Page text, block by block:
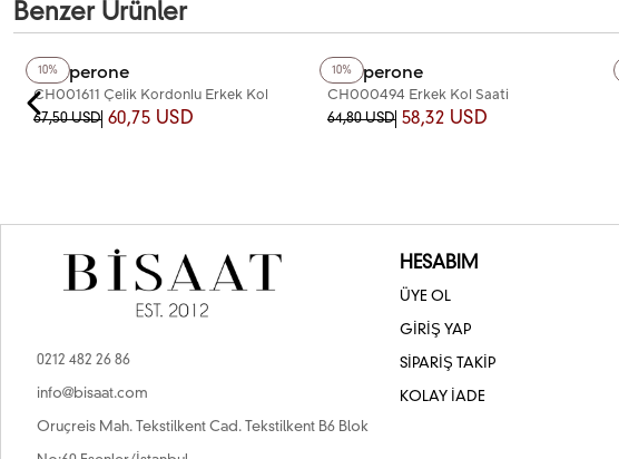
Benzer Ürünler
10%
+6Renk
Chaperone
CH001611 Çelik Kordonlu Erkek Kol
Saati
67,50 USD 60,75 USD
10%
+6Renk
Chaperone
CH000494 Erkek Kol Saati
64,80 USD 58,32 USD
0212 482 26 86
info@bisaat.com
Oruçreis Mah. Tekstilkent Cad. Tekstilkent B6 Blok
HESABIM
ÜYE OL
GİRİŞ YAP
SİPARİŞ TAKİP
KOLAY İADE